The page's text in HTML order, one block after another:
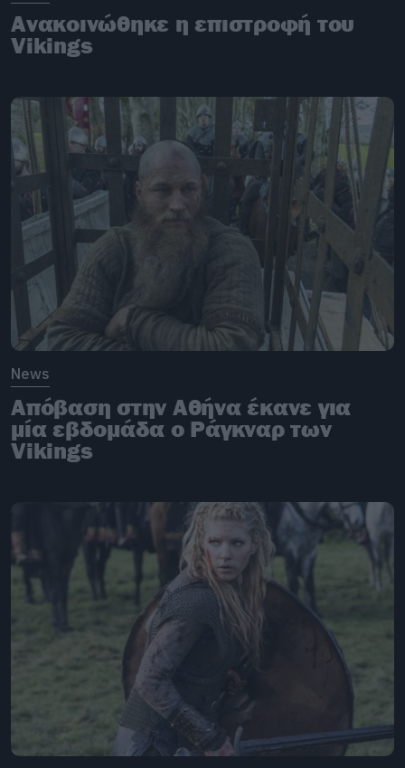
Ανακοινώθηκε η επιστροφή του
Vikings
News
Απόβαση στην Αθήνα έκανε για
μία εβδομάδα ο Ράγκναρ των
Vikings